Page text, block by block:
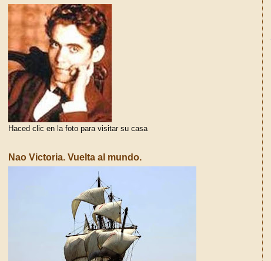
Haced clic en la foto para visitar su casa
Nao Victoria. Vuelta al mundo.